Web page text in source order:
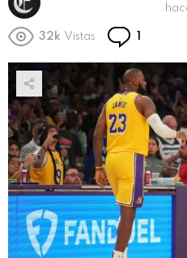
32k Vistas